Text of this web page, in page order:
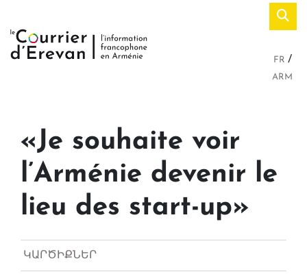
FR
ARM
«Je souhaite voir
l’Arménie devenir le
lieu des start-up»
ԿԱՐԾԻՔՆԵՐ